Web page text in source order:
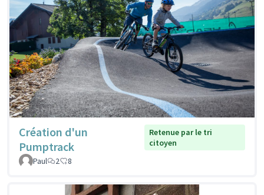
Création d'un
Pumptrack
Retenue par le tri
citoyen
Paul
2 8